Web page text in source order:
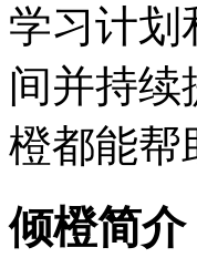
学习计划
间并持续
橙都能帮
倾橙简介